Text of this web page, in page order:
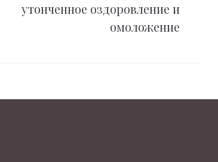
утонченное оздоровление и
омоложение